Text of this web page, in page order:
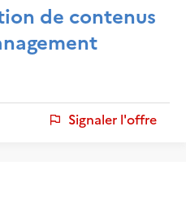
de contenus
Signaler l'offre